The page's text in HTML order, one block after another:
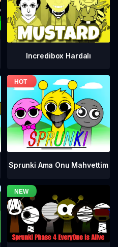
Incredibox Hardalı
Sprunki Ama Onu Mahvettim